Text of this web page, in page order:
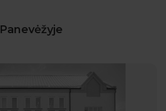
Panevėžyje